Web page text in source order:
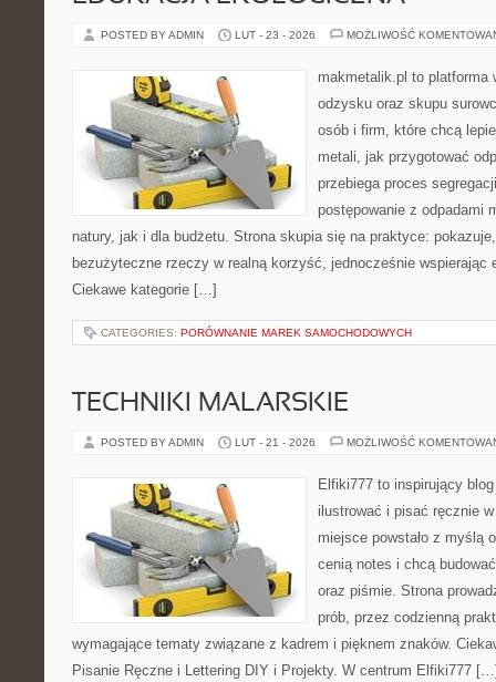
POSTED BY ADMIN LUT - 23 - 2026 MOŻLIWOŚĆ
makmetalik.pl to platforma
odzysku oraz skupu
osób i firm, które chcą
metali, jak przygotować
przebiega proces
postępowanie z odpadami
natury, jak i dla budżetu. Strona skupia się na praktyce:
bezużyteczne rzeczy w realną korzyść, jednocześnie wspierając
Ciekawe kategorie […]
CATEGORIES: PORÓWNANIE MAREK SAMOCHODOWYCH
TECHNIKI MALARSKIE
POSTED BY ADMIN LUT - 21 - 2026 MOŻLIWOŚĆ
Elfiki777 to inspirujący
ilustrować i pisać ręcznie
miejsce powstało z myślą
cenią notes i chcą
oraz piśmie. Strona
prób, przez codzienną
wymagające tematy związane z kadrem i pięknem znaków.
Pisanie Ręczne i Lettering DIY i Projekty. W centrum Elfiki777